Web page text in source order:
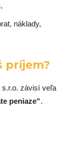
náklady,
príjem?
závisí veľa
peniaze“.